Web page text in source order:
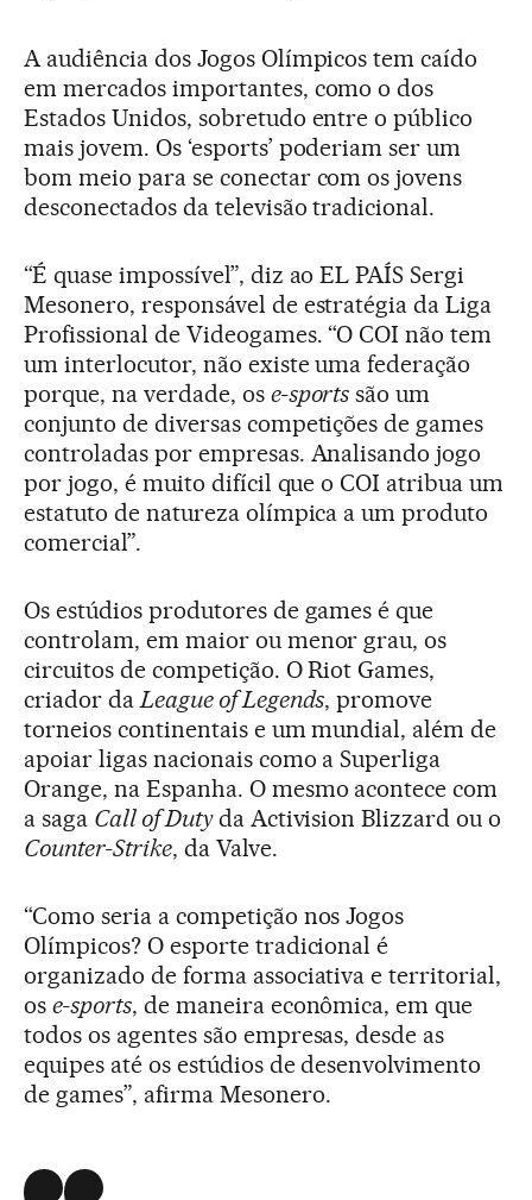
A audiência dos Jogos Olímpicos tem caído
em mercados importantes, como o dos
Estados Unidos, sobretudo entre o público
mais jovem. Os ‘esports’ poderiam ser um
bom meio para se conectar com os jovens
desconectados da televisão tradicional.
“É quase impossível”, diz ao EL PAÍS Sergi
Mesonero, responsável de estratégia da Liga
Profissional de Videogames. “O COI não tem
um interlocutor, não existe uma federação
porque, na verdade, os e-sports são um
conjunto de diversas competições de games
controladas por empresas. Analisando jogo
por jogo, é muito difícil que o COI atribua um
estatuto de natureza olímpica a um produto
comercial”.
Os estúdios produtores de games é que
controlam, em maior ou menor grau, os
circuitos de competição. O Riot Games,
criador daLeague of Legends, promove
torneios continentais e um mundial, além de
apoiar ligas nacionais como a Superliga
Orange, na Espanha. O mesmo acontece com
a saga Call of Dutyda Activision Blizzard ou o
Counter-Strike, da Valve.
“Como seria a competição nos Jogos
Olímpicos? O esporte tradicional é
organizado de forma associativa e territorial,
os e-sports, de maneira econômica, em que
todos os agentes são empresas, desde as
equipes até os estúdios de desenvolvimento
de games”, afirma Mesonero.